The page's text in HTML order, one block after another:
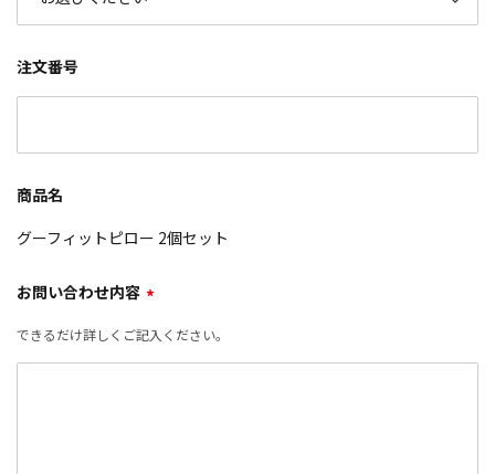
注文番号
商品名
グーフィットピロー 2個セット
お問い合わせ内容 *
できるだけ詳しくご記入ください。